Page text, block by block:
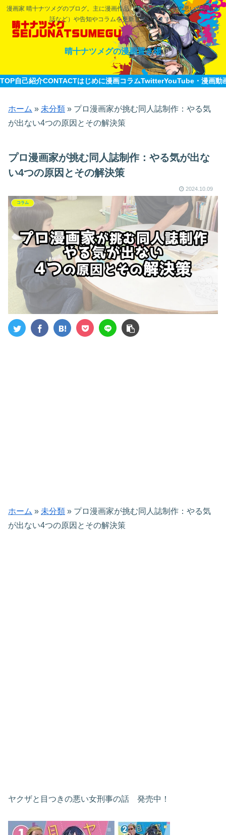
漫画家 晴十ナツメグのブログ。主に漫画作品（ヤクザと目つきの悪い女刑事の
話など）や告知やコラムを更新していきます。
晴十ナツメグの漫画置き場
TOP自己紹介CONTACTはじめに漫画コラムTwitterYouTube・漫画動
ホーム » 未分類 » プロ漫画家が挑む同人誌制作：やる気
が出ない4つの原因とその解決策
プロ漫画家が挑む同人誌制作：やる気が出な
い4つの原因とその解決策
2024.10.09
コラム
ホーム » 未分類 » プロ漫画家が挑む同人誌制作：やる気
が出ない4つの原因とその解決策
ヤクザと目つきの悪い女刑事の話 発売中！